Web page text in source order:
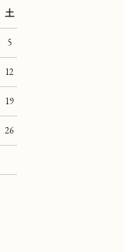
土
5
12
19
26